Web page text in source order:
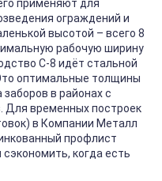
применяют для
ограждений и
высотой – всего 8
рабочую ширину
С-8 идёт стальной
оптимальные толщины
в районах с
Для временных построек
в Компании Металл
профлист
когда есть